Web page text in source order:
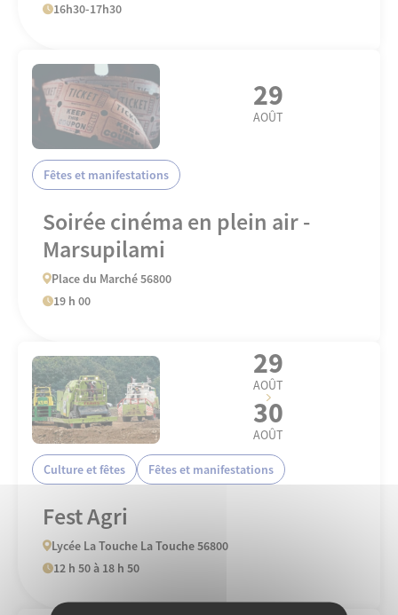
16h30-17h30
29
AOÛT
Fêtes et manifestations
Soirée cinéma en plein air -
Marsupilami
Place du Marché 56800
19 h 00
29
AOÛT
30
AOÛT
Culture et fêtes Fêtes et manifestations
Fest Agri
Lycée La Touche La Touche 56800
12 h 50 à 18 h 50